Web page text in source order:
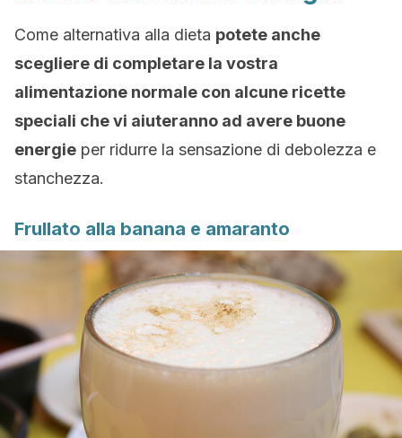
Come alternativa alla dieta potete anche
scegliere di completare la vostra
alimentazione normale con alcune ricette
speciali che vi aiuteranno ad avere buone
energie per ridurre la sensazione di debolezza e
stanchezza.
Frullato alla banana e amaranto